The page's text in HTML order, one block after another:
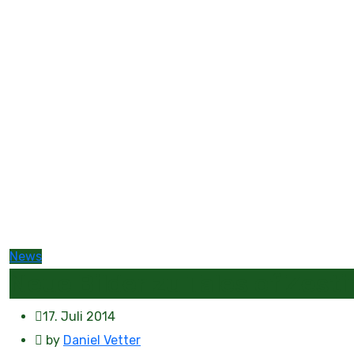
News
17. Juli 2014
by Daniel Vetter